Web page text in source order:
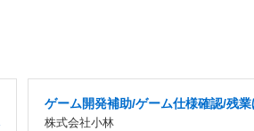
ゲーム開発補助/ゲーム仕様確認/残業
株式会社小林